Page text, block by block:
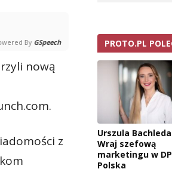
By GSpeech
nową
z
PROTO.PL
Urszula
Wraj szefową
marketingu w
Polska